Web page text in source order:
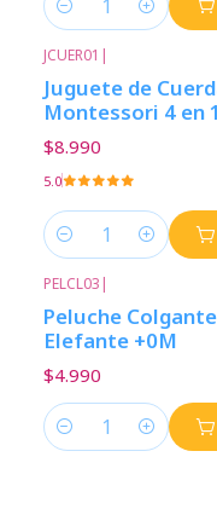
Cantidad
JCUER01 |
Juguete de
Montessori 4 en 1
$8.990
5.0
Cantidad
PELCL03 |
Peluche Colgante
Elefante +0M
$4.990
Cantidad